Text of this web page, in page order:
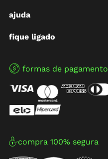
ajuda
fique ligado
formas de pagamento
compra 100% segura